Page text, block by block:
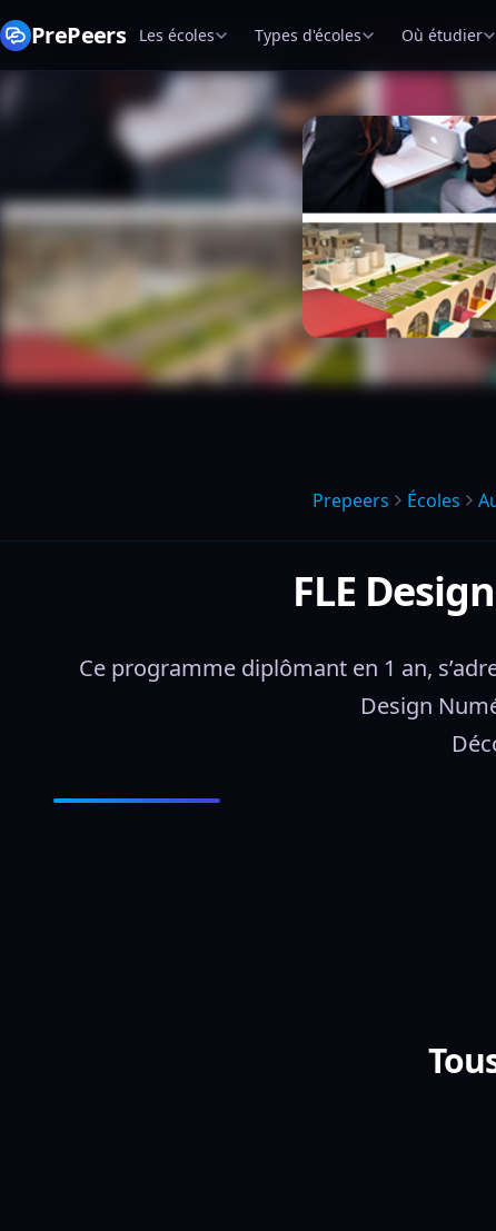
PrePeers Les écoles Types d'écoles Où étudier
Prepeers Écoles
FLE
Ce programme diplômant en 1 an,
Design